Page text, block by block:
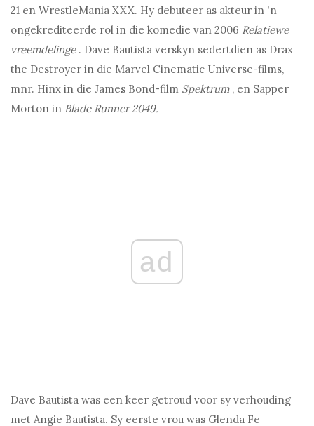
21 en WrestleMania XXX. Hy debuteer as akteur in 'n
ongekrediteerde rol in die komedie van 2006 Relatiewe
vreemdelinge. Dave Bautista verskyn sedertdien as Drax
the Destroyer in die Marvel Cinematic Universe-films,
mnr. Hinx in die James Bond-film Spektrum, en Sapper
Morton in Blade Runner 2049.
ad
Dave Bautista was een keer getroud voor sy verhouding
met Angie Bautista. Sy eerste vrou was Glenda Fe